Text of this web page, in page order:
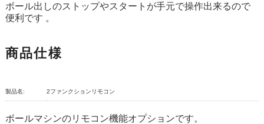
ボール出しのストップやスタートが手元で操作出来るので
便利です 。
商品仕様
製品名: 2ファンクションリモコン
ボールマシンのリモコン機能オプションです。